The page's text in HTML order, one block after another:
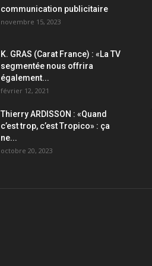
communication publicitaire
novembre 15, 2023
K. GRAS (Carat France) : «La TV
segmentée nous offrira
également...
février 12, 2021
Thierry ARDISSON : «Quand
c’est trop, c’est Tropico» : ça
ne...
octobre 20, 2023